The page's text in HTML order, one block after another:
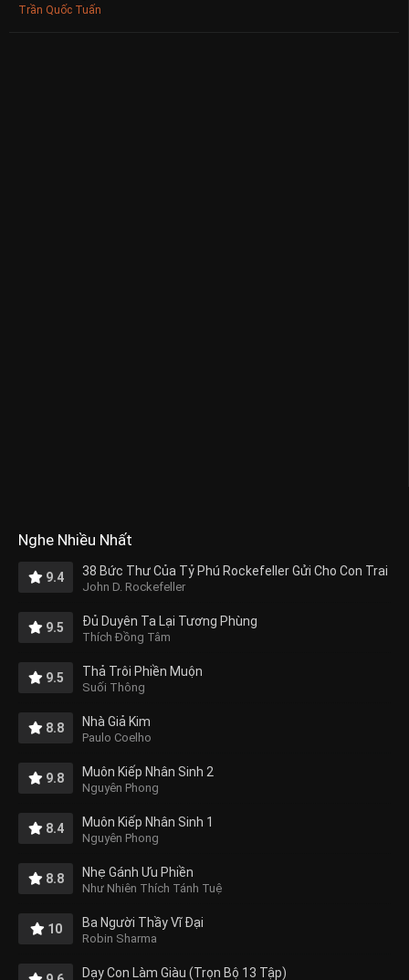
Trần Quốc Tuấn
Nghe Nhiều Nhất
9.4 38 Bức Thư Của Tỷ Phú Rockefeller Gửi Cho Con Trai
John D. Rockefeller
9.5 Đủ Duyên Ta Lại Tương Phùng
Thích Đồng Tâm
9.5 Thả Trôi Phiền Muộn
Suối Thông
8.8 Nhà Giả Kim
Paulo Coelho
9.8 Muôn Kiếp Nhân Sinh 2
Nguyên Phong
8.4 Muôn Kiếp Nhân Sinh 1
Nguyên Phong
8.8 Nhẹ Gánh Ưu Phiền
Như Nhiên Thích Tánh Tuệ
10 Ba Người Thầy Vĩ Đại
Robin Sharma
Dạy Con Làm Giàu (Trọn Bộ 13 Tập)